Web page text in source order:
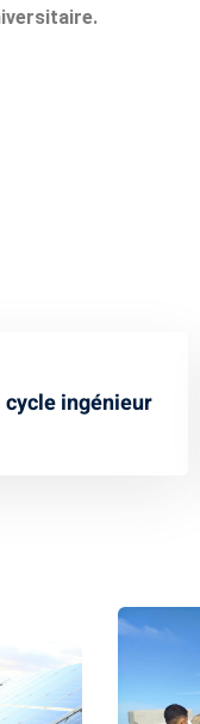
ingénieur